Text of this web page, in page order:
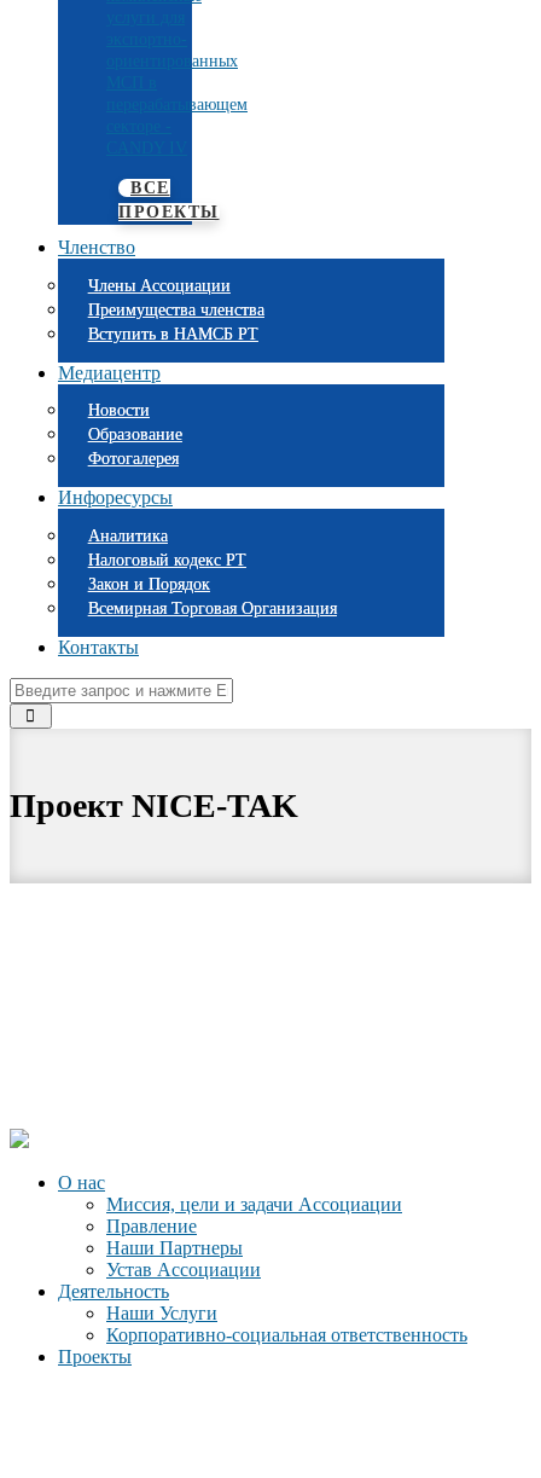
ориентированных
перерабатывающем
ВСЕ
ПРОЕКТЫ
Членство
Члены Ассоциации
Преимущества членства
Вступить в НАМСБ РТ
Медиацентр
Новости
Образование
Фотогалерея
Инфоресурсы
Аналитика
Налоговый кодекс РТ
Закон и Порядок
Всемирная Торговая Организация
Контакты
Проект NICE-TAK
О нас
Миссия, цели и задачи Ассоциации
Правление
Наши Партнеры
Устав Ассоциации
Деятельность
Наши Услуги
Корпоративно-социальная ответственность
Проекты